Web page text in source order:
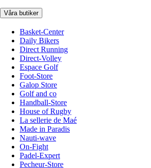
Våra butiker
Basket-Center
Daily Bikers
Direct Running
Direct-Volley
Espace Golf
Foot-Store
Galop Store
Golf and co
Handball-Store
House of Rugby
La sellerie de Maé
Made in Paradis
Nauti-wave
On-Fight
Padel-Expert
Pecheur-Store